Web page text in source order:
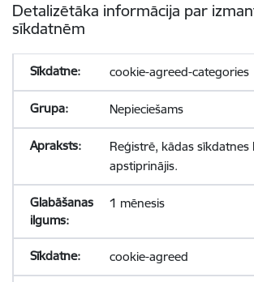
Detalizētāka informācija par
sīkdatnēm
cookie-agreed-categories
Nepieciešams
Reģistrē, kādas sīkdatnes
apstiprinājis.
1 mēnesis
cookie-agreed